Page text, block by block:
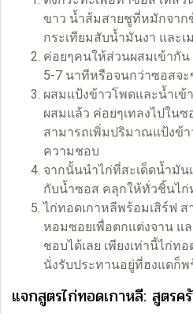
ขาว น้ำส้มสายชูที่หมักจาก
กระเทียมสับน้ำมันงา และเ
ค่อยๆคนให้ส่วนผสมเข้ากั
5-7 นาทีหรือจนกว่าซอสจ
ผสมแป้งข้าวโพดและน้ำเ
ผสมแล้ว ค่อยๆเทลงไปใน
สามารถเพิ่มปริมาณแป้งข้
ความชอบ
จากนั้นนำไก่ที่สะเด็ดน้ำมัน
กับน้ำซอส คลุกให้ทั่วชิ้นไ
ไก่ทอดเกาหลีพร้อมเสิร์ฟ
หอมซอยเพื่อตกแต่งจาน แ
ชอบได้เลย เพียงเท่านี้ไก่ท
นั่งรับประทานอยู่ที่ฮงแดก็พ
แจกสูตรไก่ทอดเกาหลี: สูตรค